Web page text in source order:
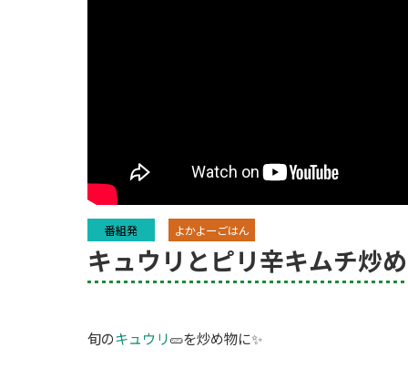
番組発 よかよーごはん
キュウリとピリ辛キムチ炒め
旬のキュウリ🥒を炒め物に✨